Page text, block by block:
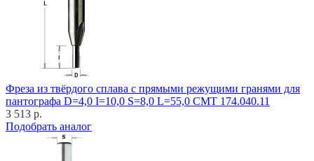
Фреза из твёрдого сплава с прямыми режущими гранями для
пантографа D=4,0 I=10,0 S=8,0 L=55,0 CMT 174.040.11
3 513 р.
Подобрать аналог